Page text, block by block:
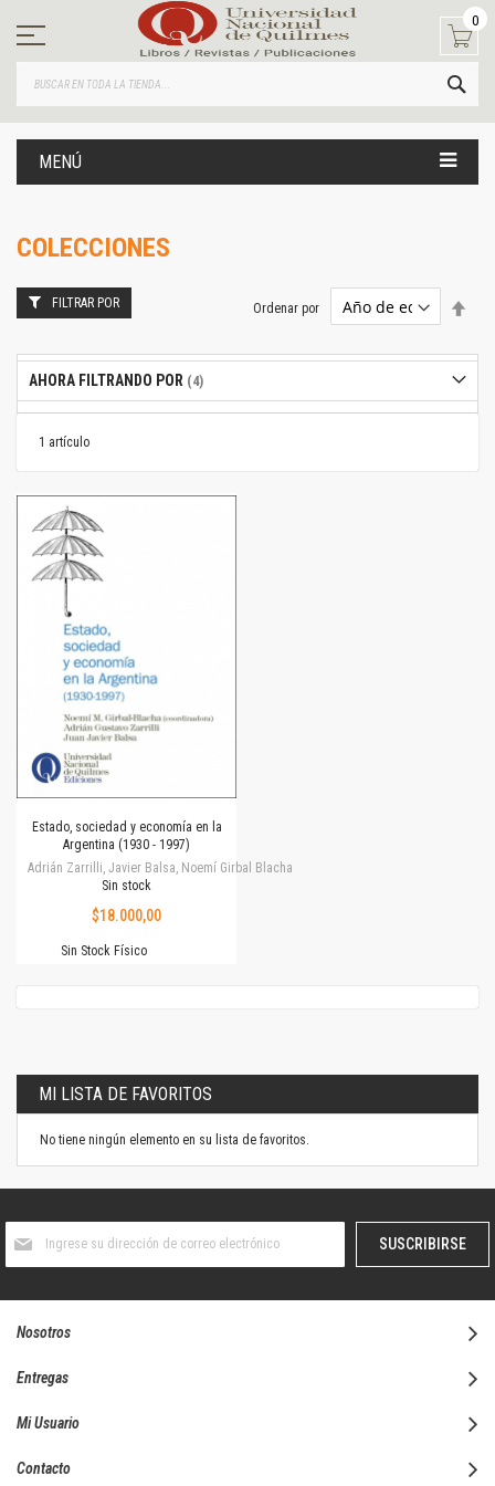
contenido
0
MENÚ
COLECCIONES
1 artículo
Ordenar por
Estado, sociedad y economía en la
Argentina (1930 - 1997)
Adrián Zarrilli, Javier Balsa, Noemí Girbal Blacha
Sin stock
$18.000,00
Sin Stock Físico
FILTRAR POR
AHORA FILTRANDO POR
MI LISTA DE FAVORITOS
No tiene ningún elemento en su lista de favoritos.
boletín
SUSCRIBIRSE
Nosotros
Entregas
Mi Usuario
Contacto